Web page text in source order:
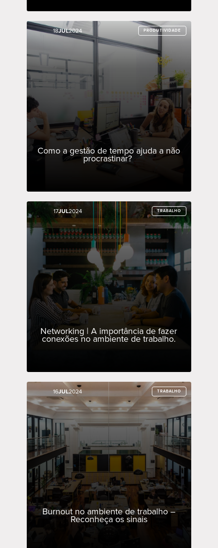
18JUL2024 PRODUTIVIDADE
Como a gestão de tempo ajuda a não
procrastinar?
18JUL2024 PRODUTIVIDADE
17JUL2024 TRABALHO
Networking | A importância de fazer
conexões no ambiente de trabalho.
17JUL2024 TRABALHO
16JUL2024 TRABALHO
Burnout no ambiente de trabalho –
Reconheça os sinais
16JUL2024 TRABALHO